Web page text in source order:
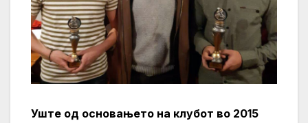
Уште од основањето на клубот во 2015